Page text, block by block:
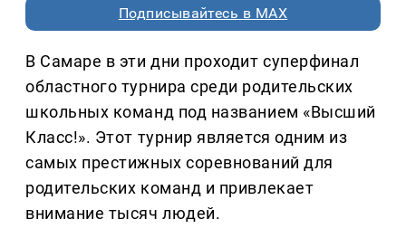
Подписывайтесь в MAX
В Самаре в эти дни проходит суперфинал
областного турнира среди родительских
школьных команд под названием «Высший
Класс!». Этот турнир является одним из
самых престижных соревнований для
родительских команд и привлекает
внимание тысяч людей.